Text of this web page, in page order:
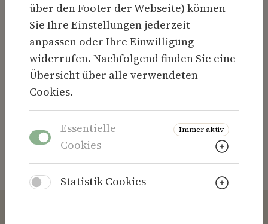
Passwort vergessen?
Zum Aufnahmeantrag
über den Footer der Webseite) können
Sie Ihre Einstellungen jederzeit
anpassen oder Ihre Einwilligung
widerrufen. Nachfolgend finden Sie eine
Übersicht über alle verwendeten
Cookies.
Essentielle
Cookies
Immer aktiv
Statistik Cookies